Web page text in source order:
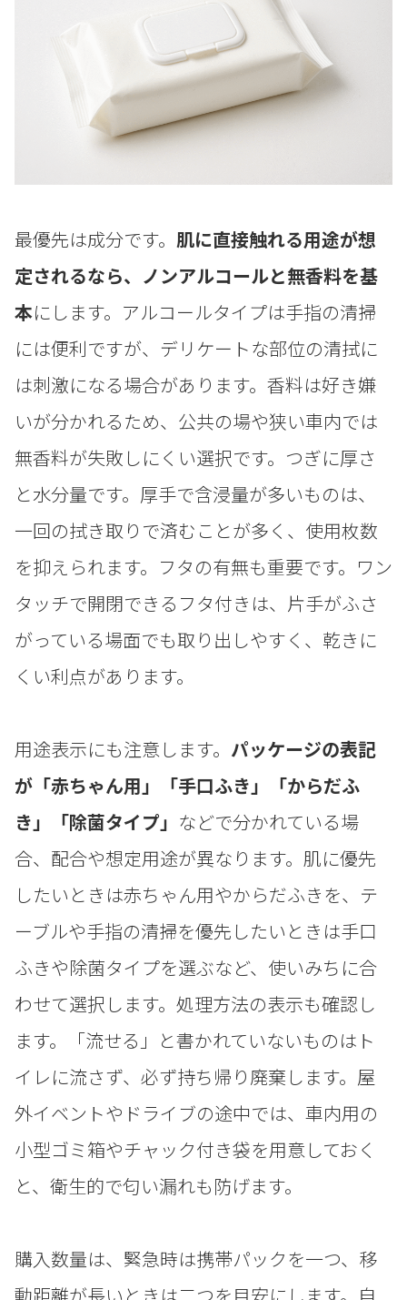
最優先は成分です。 肌に直接触れる用途が想
定されるなら、ノンアルコールと無香料を基
本にします。アルコールタイプは手指の清掃
には便利ですが、デリケートな部位の清拭に
は刺激になる場合があります。香料は好き嫌
いが分かれるため、公共の場や狭い車内では
無香料が失敗しにくい選択です。つぎに厚さ
と水分量です。厚手で含浸量が多いものは、
一回の拭き取りで済むことが多く、使用枚数
を抑えられます。フタの有無も重要です。ワン
タッチで開閉できるフタ付きは、片手がふさ
がっている場面でも取り出しやすく、乾きに
くい利点があります。
用途表示にも注意します。 パッケージの表記
が「赤ちゃん用」「手口ふき」「からだふ
き」「除菌タイプ」 などで分かれている場
合、配合や想定用途が異なります。肌に優先
したいときは赤ちゃん用やからだふきを、テ
ーブルや手指の清掃を優先したいときは手口
ふきや除菌タイプを選ぶなど、使いみちに合
わせて選択します。処理方法の表示も確認し
ます。「流せる」と書かれていないものはト
イレに流さず、必ず持ち帰り廃棄します。屋
外イベントやドライブの途中では、車内用の
小型ゴミ箱やチャック付き袋を用意しておく
と、衛生的で匂い漏れも防げます。
購入数量は、緊急時は携帯パックを一つ、移
動距離が長いときは二つを目安にします。自